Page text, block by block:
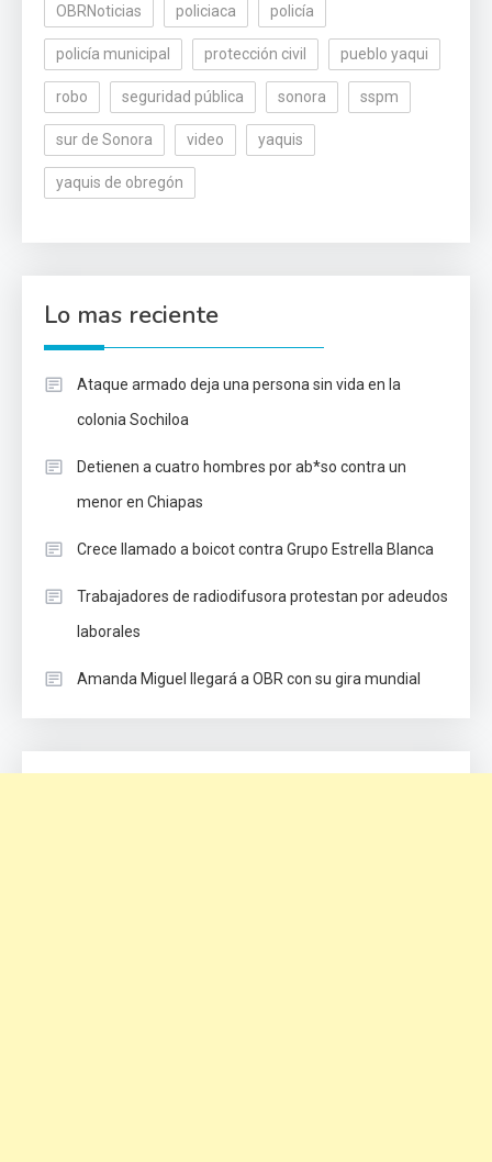
OBRNoticias policiaca policía
policía municipal protección civil pueblo yaqui
robo seguridad pública sonora sspm
sur de Sonora video yaquis
yaquis de obregón
Lo mas reciente
Ataque armado deja una persona sin vida en la
colonia Sochiloa
Detienen a cuatro hombres por ab*so contra un
menor en Chiapas
Crece llamado a boicot contra Grupo Estrella Blanca
Trabajadores de radiodifusora protestan por adeudos
laborales
Amanda Miguel llegará a OBR con su gira mundial